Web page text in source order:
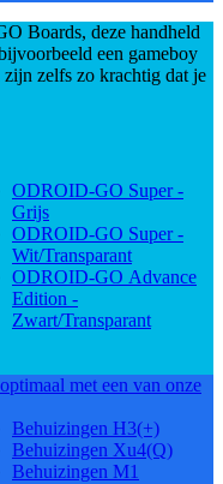
Boards, deze handheld
een gameboy
zijn zelfs zo krachtig dat je
ODROID-GO Super -
Grijs
ODROID-GO Super -
Wit/Transparant
ODROID-GO Advance
Edition -
Zwart/Transparant
met een van onze
Behuizingen H3(+)
Behuizingen Xu4(Q)
Behuizingen M1